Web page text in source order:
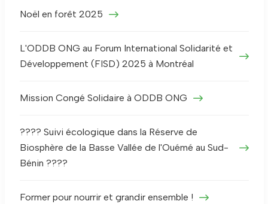
Noël en forêt 2025
L'ODDB ONG au Forum International Solidarité et
Développement (FISD) 2025 à Montréal
Mission Congé Solidaire à ODDB ONG
???? Suivi écologique dans la Réserve de
Biosphère de la Basse Vallée de l'Ouémé au Sud-
Bénin ????
Former pour nourrir et grandir ensemble !